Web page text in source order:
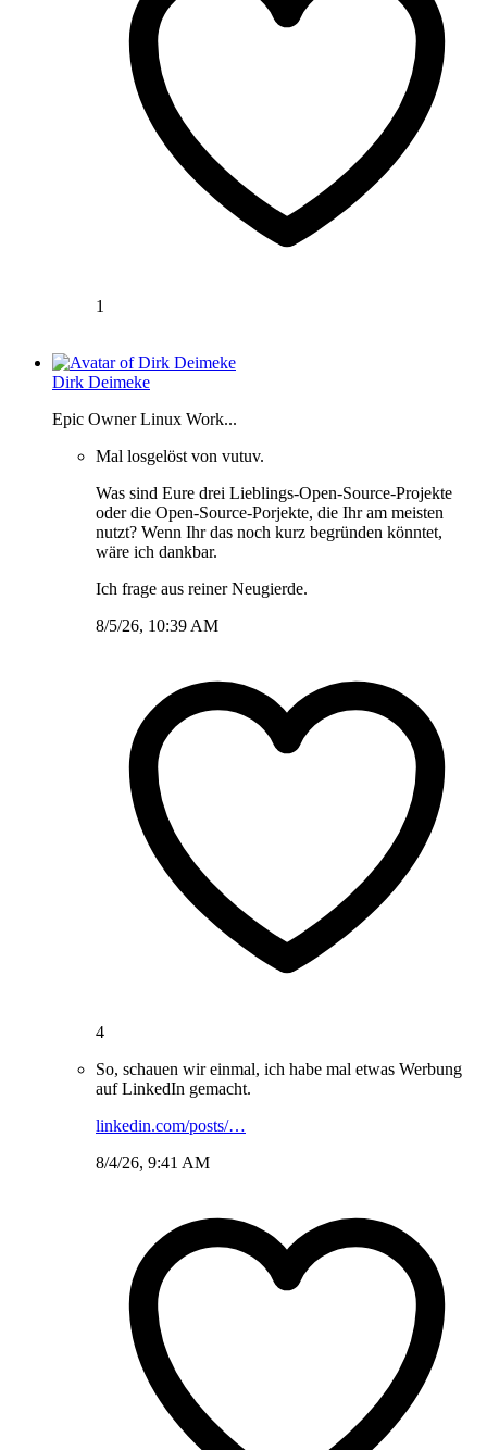
1
Dirk Deimeke
Epic Owner Linux Work...
Mal losgelöst von vutuv.
Was sind Eure drei Lieblings-Open-Source-Projekte
oder die Open-Source-Porjekte, die Ihr am meisten
nutzt? Wenn Ihr das noch kurz begründen könntet,
wäre ich dankbar.
Ich frage aus reiner Neugierde.
8/5/26, 10:39 AM
4
So, schauen wir einmal, ich habe mal etwas Werbung
auf LinkedIn gemacht.
linkedin.com/posts/…
8/4/26, 9:41 AM